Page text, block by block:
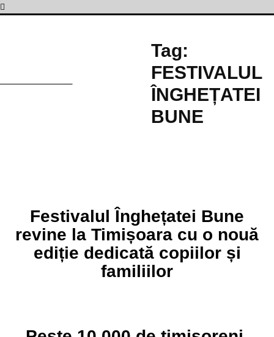
Tag:
FESTIVALUL
ÎNGHEȚATEI
BUNE
F
Festivalul Înghețatei Bune
revine la Timișoara cu o nouă
ediție dedicată copiilor și
familiilor